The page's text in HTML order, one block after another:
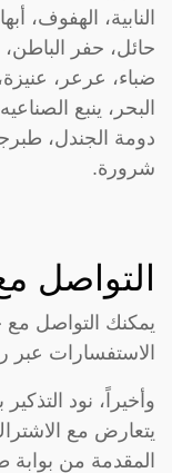
النابية، الهفوف،
حائل، حفر
ضباء، عرعر،
البحر، ينبع
دومة الجندل،
شرورة.
التواصل
يمكنك التواصل مع
الاستفسارات عبر رقم
وأخيراً، نود
يتعارض مع
المقدمة من بوابة